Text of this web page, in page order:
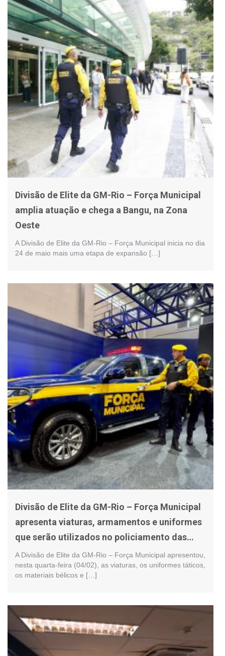
Divisão de Elite da GM-Rio – Força Municipal
amplia atuação e chega a Bangu, na Zona
Oeste
A Divisão de Elite da GM-Rio – Força Municipal inicia no dia
24 de maio mais uma etapa de expansão […]
Divisão de Elite da GM-Rio – Força Municipal
apresenta viaturas, armamentos e uniformes
que serão utilizados no policiamento das
ruas da cidade
A Divisão de Elite da GM-Rio – Força Municipal apresentou,
nesta quarta-feira (04/02), as viaturas, os uniformes táticos,
os materiais bélicos e […]